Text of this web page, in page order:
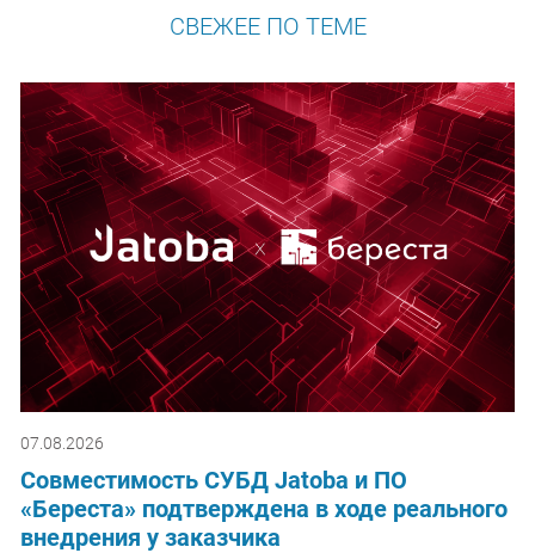
СВЕЖЕЕ ПО ТЕМЕ
07.08.2026
Совместимость СУБД Jatoba и ПО
«Береста» подтверждена в ходе реального
внедрения у заказчика